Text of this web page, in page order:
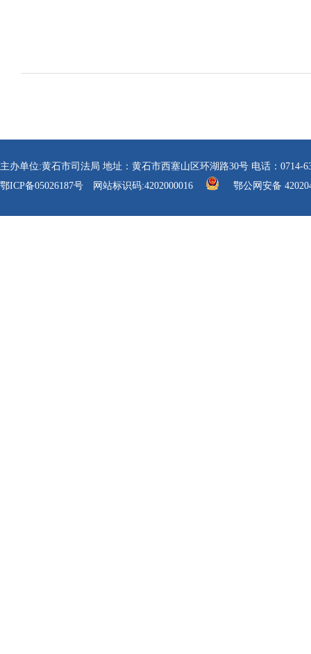
主办单位:黄石市司法局 地址：黄石市西塞山区环湖路30号 电话：0714-
鄂ICP备05026187号 网站标识码:4202000016 鄂公网安备